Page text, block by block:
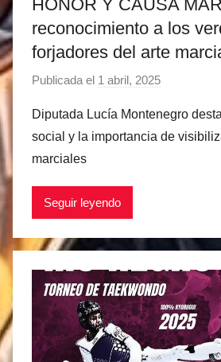
HONOR Y CAUSA
reconocimiento a los
forjadores del arte
Publicada el 1 abril, 2025
r
M
a
r
t
i
Diputada Lucía Montenegro
social y la importancia de
marciales
Seguir leyendo